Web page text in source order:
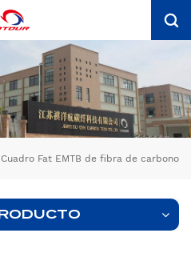
Cuadro Fat EMTB de fibra de carbono